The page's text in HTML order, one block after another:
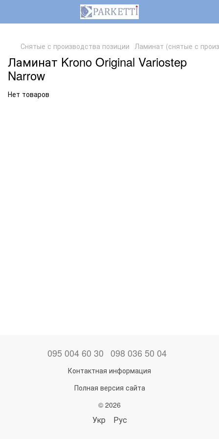
Снятые с производства позиции Ламинат (снятые с
Ламинат Krono Original Variostep
Narrow
Нет товаров
095 004 60 30 098 036 50 04
Контактная информация
Полная версия сайта
© 2026
Укр Рус